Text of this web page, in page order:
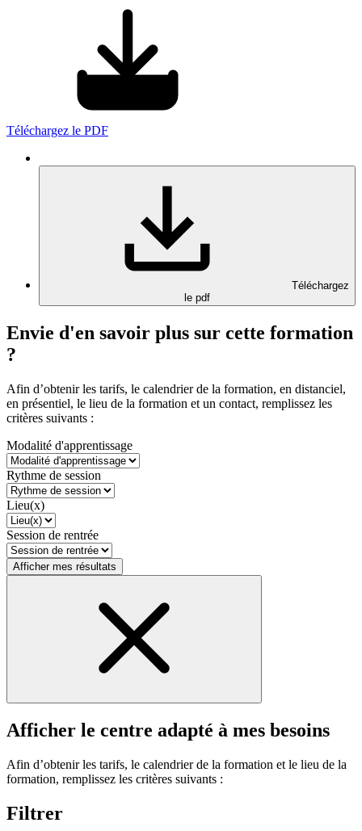
Téléchargez le PDF
Téléchargez
le pdf
Envie d'en savoir plus sur cette formation
?
Afin d’obtenir les tarifs, le calendrier de la formation, en distanciel,
en présentiel, le lieu de la formation et un contact, remplissez les
critères suivants :
Modalité d'apprentissage
Rythme de session
Lieu(x)
Session de rentrée
Afficher mes résultats
Afficher le centre adapté à mes besoins
Afin d’obtenir les tarifs, le calendrier de la formation et le lieu de la
formation, remplissez les critères suivants :
Filtrer